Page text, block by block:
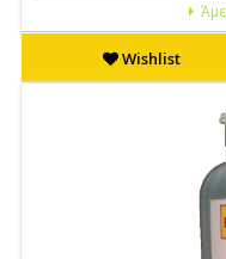
Wishlist